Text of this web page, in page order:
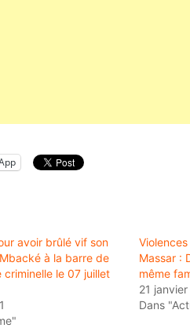
avoir brûlé vif son
à la barre de
criminelle le 07 juillet
Massar :
même
21
Dans